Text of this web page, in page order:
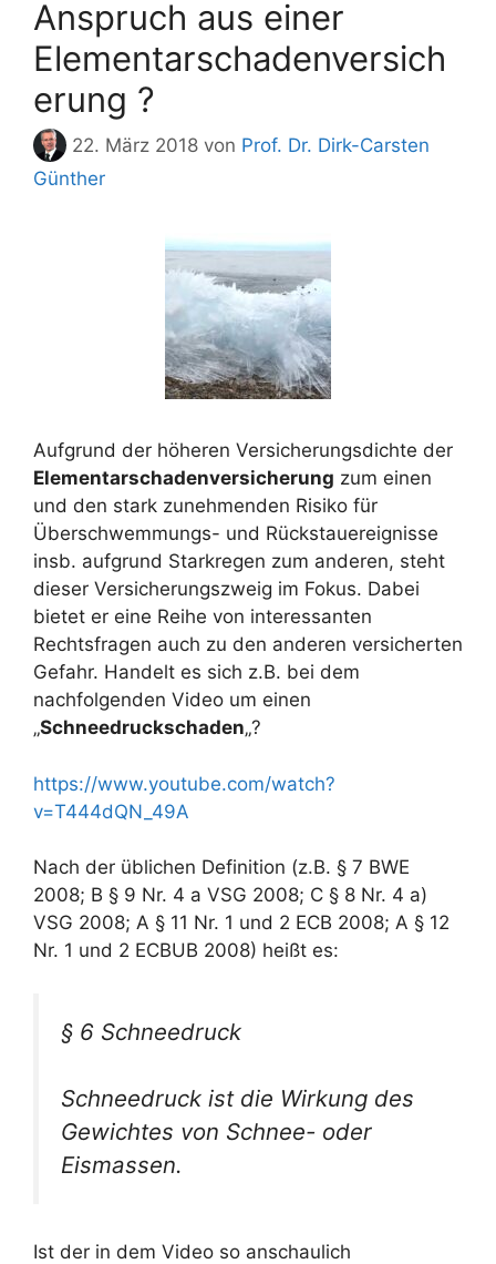
Anspruch aus einer
Elementarschadenversich
erung ?
22. März 2018 von Prof. Dr. Dirk-Carsten
Günther
Aufgrund der höheren Versicherungsdichte der
Elementarschadenversicherung zum einen
und den stark zunehmenden Risiko für
Überschwemmungs- und Rückstauereignisse
insb. aufgrund Starkregen zum anderen, steht
dieser Versicherungszweig im Fokus. Dabei
bietet er eine Reihe von interessanten
Rechtsfragen auch zu den anderen versicherten
Gefahr. Handelt es sich z.B. bei dem
nachfolgenden Video um einen
„Schneedruckschaden„?
https://www.youtube.com/watch?
v=T444dQN_49A
Nach der üblichen Definition (z.B. § 7 BWE
2008; B § 9 Nr. 4 a VSG 2008; C § 8 Nr. 4 a)
VSG 2008; A § 11 Nr. 1 und 2 ECB 2008; A § 12
Nr. 1 und 2 ECBUB 2008) heißt es:
§ 6 Schneedruck
Schneedruck ist die Wirkung des
Gewichtes von Schnee- oder
Eismassen.
Ist der in dem Video so anschaulich